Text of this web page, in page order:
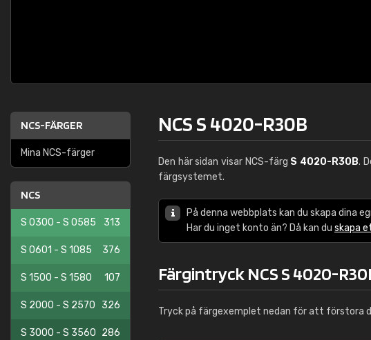
NCS-FÄRGER
Mina NCS-färger
NCS
S 0300 - S 0585 313
S 0601 - S 1085 376
S 1500 - S 1580 107
S 2000 - S 2570 326
S 3000 - S 3560 286
NCS S 4020-R30B
Den här sidan visar NCS-färg S 4020-R30B.
färgsystemet.
På denna webbplats kan du skapa dina
Har du inget konto än? Då kan du skapa
Färgintryck NCS S 4020-
Tryck på färgexemplet nedan för att förstora